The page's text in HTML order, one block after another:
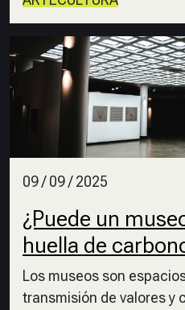
09 / 09 / 2025
¿Puede un
huella de
Los museos son
transmisión de valores y